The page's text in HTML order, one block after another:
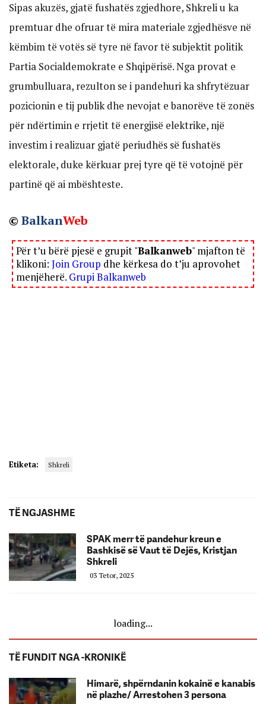
Sipas akuzës, gjatë fushatës zgjedhore, Shkreli u ka
premtuar dhe ofruar të mira materiale zgjedhësve në
këmbim të votës së tyre në favor të subjektit politik
Partia Socialdemokrate e Shqipërisë. Nga provat e
grumbulluara, rezulton se i pandehuri ka shfrytëzuar
pozicionin e tij publik dhe nevojat e banorëve të zonës
për ndërtimin e rrjetit të energjisë elektrike, një
investim i realizuar gjatë periudhës së fushatës
elektorale, duke kërkuar prej tyre që të votojnë për
partinë që ai mbështeste.
© BalkanWeb
Për t’u bërë pjesë e grupit "Balkanweb" mjafton të
klikoni: Join Group dhe kërkesa do t’ju aprovohet
menjëherë. Grupi Balkanweb
Etiketa: Shkreli
TË NGJASHME
SPAK merr të pandehur kreun e
Bashkisë së Vaut të Dejës, Kristjan
Shkreli
03 Tetor, 2025
loading...
TË FUNDIT NGA -KRONIKË
Himarë, shpërndanin kokainë e kanabis
në plazhe/ Arrestohen 3 persona